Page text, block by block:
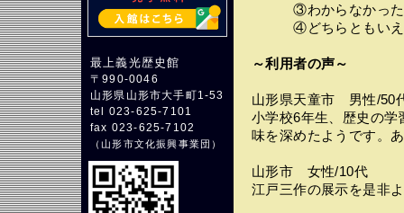
最上義光歴史館
〒990-0046
山形県山形市大手町1-53
tel 023-625-7101
fax 023-625-7102
（山形市文化振興事業団 ）
③わからなかった・
④どちらともいえな
～利用者の声～
山形県天童市 男性/50
小学校6年生、歴史の学
味を深めたようです。
山形市 女性/10代
江戸三作の展示を是非